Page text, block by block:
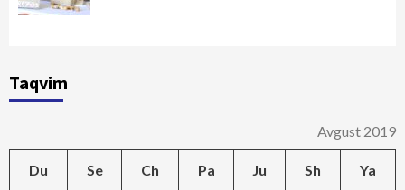
Taqvim
Avgust 2019
Du Se Ch Pa Ju Sh Ya